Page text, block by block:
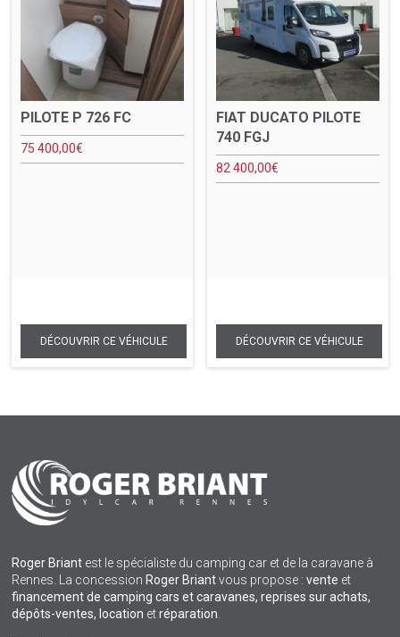
PILOTE P 726 FC
75 400,00€
FIAT DUCATO PILOTE
740 FGJ
82 400,00€
Roger Briant est le spécialiste du camping car et de la caravane à
Rennes. La concession Roger Briantvous propose : vente et
financement de camping cars et caravanes, reprises sur achats,
dépôts-ventes, location etréparation.